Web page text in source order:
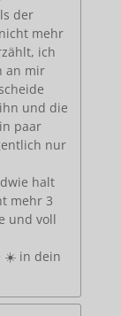
der
mehr
ich
an mir
und die
paar
nur
halt
mehr 3
und voll
☀️ in dein